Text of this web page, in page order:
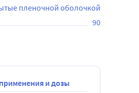
пленочной оболочкой
90
и дозы